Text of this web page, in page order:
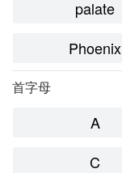
palate
Phoenix
首字母
A
C